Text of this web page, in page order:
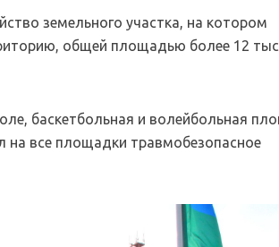
земельного участка, на котором
общей площадью более 12
баскетбольная и волейбольная
на все площадки травмобезопасное